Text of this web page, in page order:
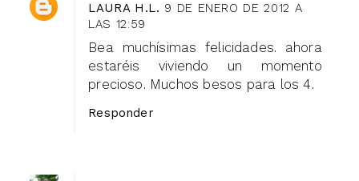
LAURA H.L. 9 DE ENERO DE 2012 A
LAS 12:59
Bea muchísimas felicidades. ahora
estaréis viviendo un momento
precioso. Muchos besos para los 4.
Responder